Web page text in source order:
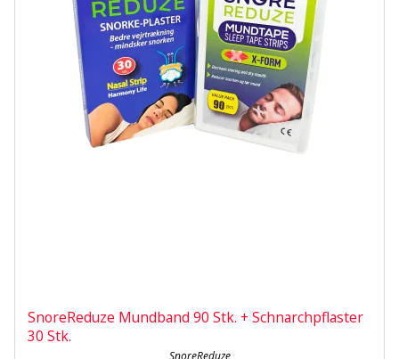
SnoreReduze Mundband 90 Stk. + Schnarchpflaster
30 Stk.